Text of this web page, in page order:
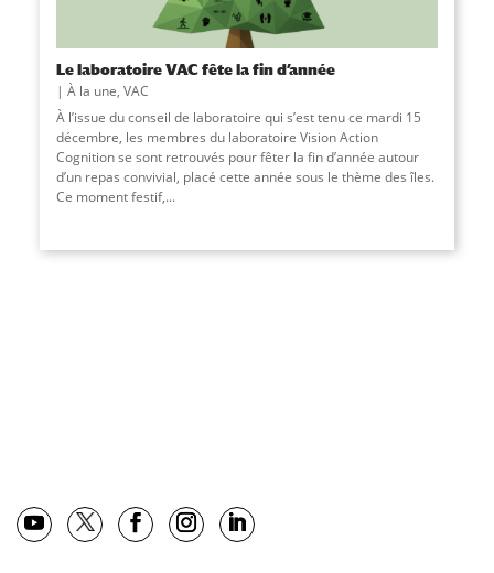
Le laboratoire VAC fête la fin d’année
À la une, VAC
À l’issue du conseil de laboratoire qui s’est tenu ce mardi 15
décembre, les membres du laboratoire Vision Action
Cognition se sont retrouvés pour fêter la fin d’année autour
d’un repas convivial, placé cette année sous le thème des îles.
Ce moment festif,...